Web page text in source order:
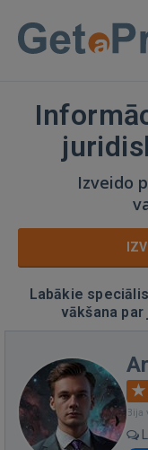
Izveido
Labākie
vākšana
Bija